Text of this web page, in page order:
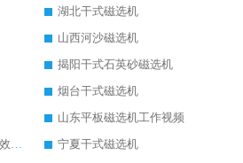
湖北干式磁选机
山西河沙磁选机
揭阳干式石英砂磁选机
烟台干式磁选机
山东平板磁选机工作视频
安徽湿式平板磁选机除铁效果怎么样
宁夏干式磁选机